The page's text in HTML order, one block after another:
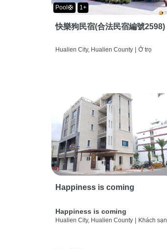
Pool🛟 1+
快樂狗民宿(合法民宿編號2598)
Hualien City, Hualien County | Ở trọ
Happiness is coming
Happiness is coming
Hualien City, Hualien County Khách sạn